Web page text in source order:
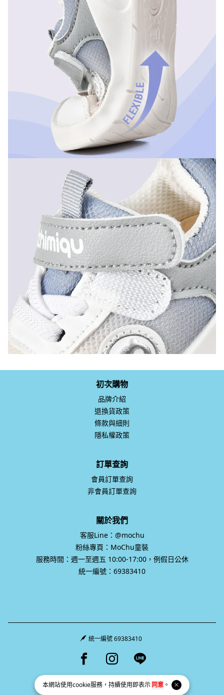
本網站使用cookie服務，持續使用即表示同意 。
初次購物
品牌介紹
退換貨政策
條款與細則
隱私權政策
訂單查詢
會員訂單查詢
非會員訂單查詢
關於我們
客服Line：@mochu
粉絲專頁：MoChu童裝
服務時間：週一至週五 10:00-17:00，例假日公休
統一編號：69383410
統一編號 69383410
Facebook page
Instagram page
Line page